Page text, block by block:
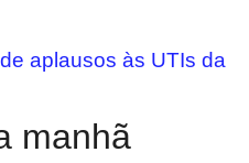
aplausos às UTIs da
manhã